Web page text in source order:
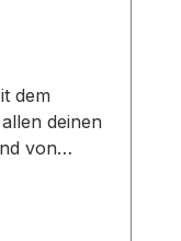
deinen
von